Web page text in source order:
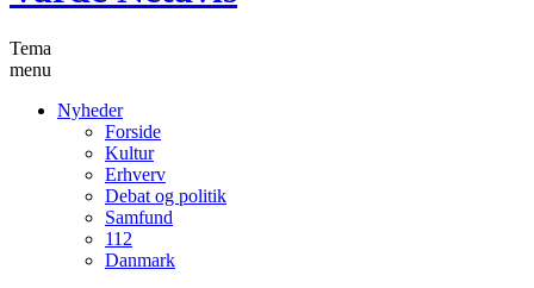
Tema
menu
Nyheder
Forside
Kultur
Erhverv
Debat og politik
Samfund
112
Danmark